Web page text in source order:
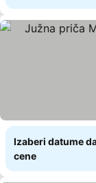
Izaberi datume
cene